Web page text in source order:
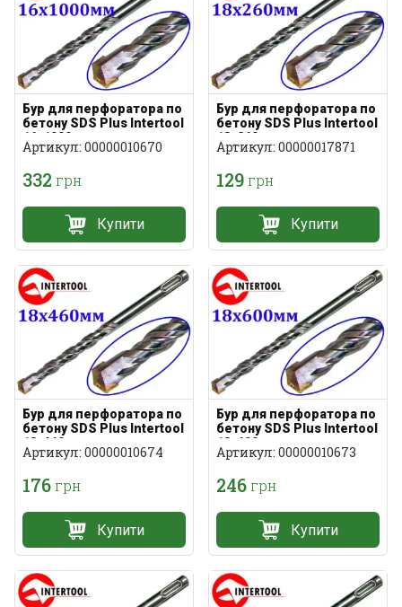
Бур для перфоратора по
бетону SDS Plus Intertool
16х1000мм
Артикул: 00000010670
332 грн
Купити
Бур для перфоратора по
бетону SDS Plus Intertool
18х260мм
Артикул: 00000017871
129грн
Купити
Бур для перфоратора по
бетону SDS Plus Intertool
18х460мм
Артикул: 00000010674
176грн
Купити
Бур для перфоратора по
бетону SDS Plus Intertool
18х600мм
Артикул: 00000010673
246грн
Купити